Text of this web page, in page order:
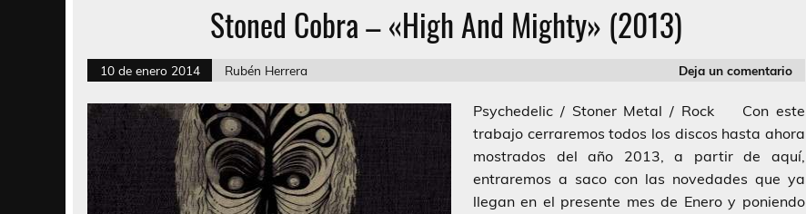
Stoned Cobra – «High And Mighty» (2013)
10 de enero 2014 Rubén Herrera Deja un comentario
Psychedelic / Stoner Metal / Rock Con este
trabajo cerraremos todos los discos hasta ahora
mostrados del año 2013, a partir de aquí,
entraremos a saco con las novedades que ya
llegan en el presente mes de Enero y poniendo